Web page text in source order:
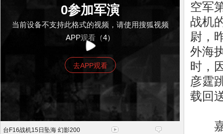
0参加军演
当前设备不支持此格式的视频，请使用搜狐视频
APP观看（4）
去APP观看
台F16战机15日坠海 幻影200
空军
战机
尉，
外海
时，
彦霆
载回
嘉